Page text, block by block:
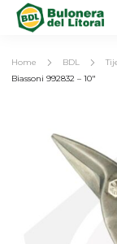
Home BDL
Biassoni 992832 – 10″